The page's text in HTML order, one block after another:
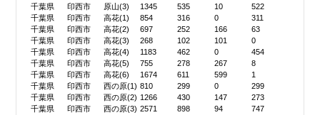
千葉県
印西市 原山(3) 1345 535 10
522
千葉県
印西市 高花(1) 854 316 0
311
千葉県
印西市 高花(2) 697 252 166
63
千葉県
印西市 高花(3) 268 102 101
0
千葉県
印西市 高花(4) 1183 462 0
454
千葉県
印西市 高花(5) 755 278 267
8
千葉県
印西市 高花(6) 1674 611 599
1
千葉県
印西市 西の原(1) 810 299 0
299
千葉県
印西市 西の原(2) 1266 430 147
273
千葉県
印西市 西の原(3) 2571 898 94
747